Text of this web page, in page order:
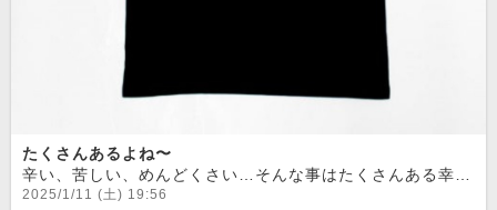
たくさんあるよね〜
2025/1/11 (土) 19:56